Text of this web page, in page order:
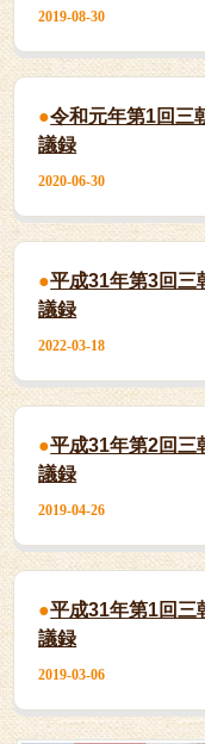
2019-08-30
令和元年第1回三
議録
2020-06-30
平成31年第3回三
議録
2022-03-18
平成31年第2回三
議録
2019-04-26
平成31年第1回三
議録
2019-03-06